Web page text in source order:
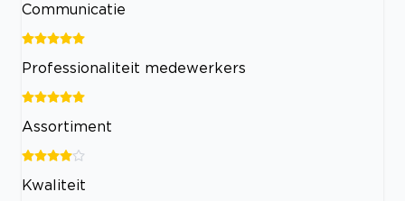
Communicatie
Professionaliteit medewerkers
Assortiment
Kwaliteit